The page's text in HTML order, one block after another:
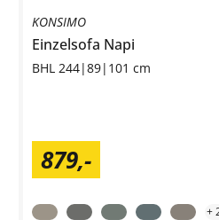
KONSIMO
Einzelsofa Napi
BHL 244|89|101 cm
879,-
+